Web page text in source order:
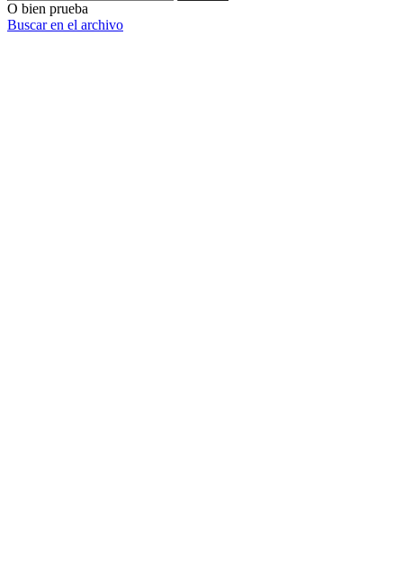
O bien prueba
Buscar en el archivo